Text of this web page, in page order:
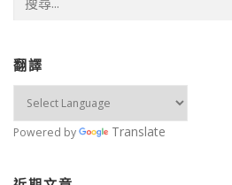
字:
翻譯
Powered by Translate